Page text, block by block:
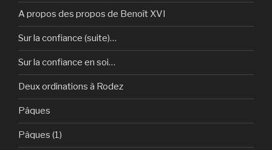
A propos des propos de Benoît XVI
Sur la confiance (suite)…
Sur la confiance en soi…
Deux ordinations à Rodez
Pâques
Pâques (1)